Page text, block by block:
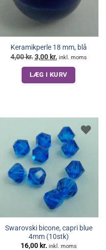
Keramikperle 18 mm, blå
4,00kr. Den
oprindelige
pris
var:
4,00 kr..
3,00kr. Den
aktuelle
pris
er:
3,00 kr..
inkl. moms
LÆG I KURV
Swarovski bicone, capri blue
4mm (10stk)
16,00 kr. inkl. moms